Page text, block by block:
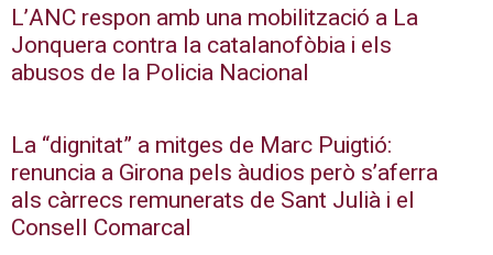
L’ANC respon amb una mobilització a La
Jonquera contra la catalanofòbia i els
abusos de la Policia Nacional
La “dignitat” a mitges de Marc Puigtió:
renuncia a Girona pels àudios però s’aferra
als càrrecs remunerats de Sant Julià i el
Consell Comarcal